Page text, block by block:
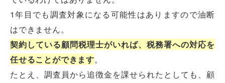
1年目でも調査対象になる可能性はありますので油断
はできません。
契約している顧問税理士がいれば、税務署への対応を
任せることができます。
たとえ、調査員から追徴金を課せられたとしても、顧